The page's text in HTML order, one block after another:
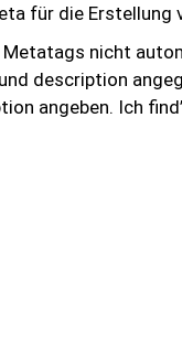
für die Erstellung
nicht
description
angeben. Ich